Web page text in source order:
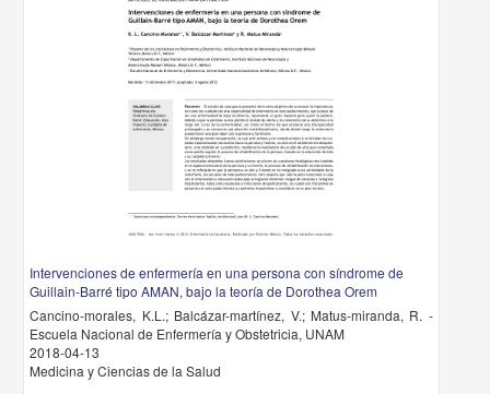
Intervenciones de enfermería en una persona con síndrome de
Guillain-Barré tipo AMAN, bajo la teoría de Dorothea Orem
Cancino-morales, K.L.; Balcázar-martínez, V.; Matus-miranda, R. -
Escuela Nacional de Enfermería y Obstetricia, UNAM
2018-04-13
Medicina y Ciencias de la Salud